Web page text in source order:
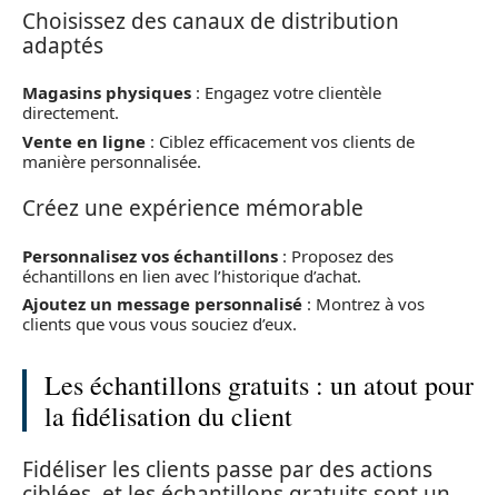
Choisissez des canaux de distribution
adaptés
Magasins physiques : Engagez votre clientèle
directement.
Vente en ligne : Ciblez efficacement vos clients de
manière personnalisée.
Créez une expérience mémorable
Personnalisez vos échantillons : Proposez des
échantillons en lien avec l’historique d’achat.
Ajoutez un message personnalisé : Montrez à vos
clients que vous vous souciez d’eux.
Les échantillons gratuits : un atout pour
la fidélisation du client
Fidéliser les clients passe par des actions